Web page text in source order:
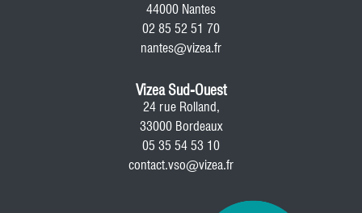
44000 Nantes
02 85 52 51 70
nantes@vizea.fr
Vizea Sud-Ouest
24 rue Rolland,
33000 Bordeaux
05 35 54 53 10
contact.vso@vizea.fr